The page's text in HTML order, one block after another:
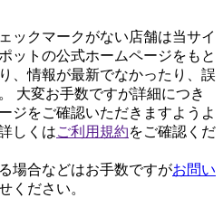
ックマークがない店舗は当サイ
ットの公式ホームページをもと
、情報が最新でなかったり、誤
大変お手数ですが詳細につき
ジをご確認いただきますようよ
しくはご利用規約をご確認くだ
場合などはお手数ですがお問い
ください。